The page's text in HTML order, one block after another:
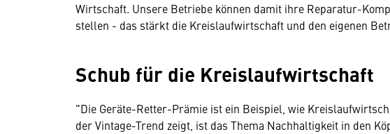
Wirtschaft. Unsere Betriebe können damit ihre Reparatur-
stellen - das stärkt die Kreislaufwirtschaft und den eigenen
Schub für die Kreislaufwirtschaft
"Die Geräte-Retter-Prämie ist ein Beispiel, wie
der Vintage-Trend zeigt, ist das Thema Nachhaltigkeit in den